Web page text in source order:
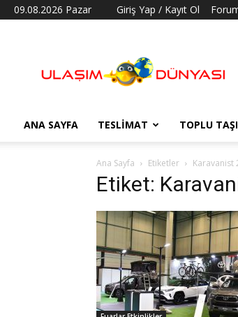
09.08.2026 Pazar Giriş Yap / Kayıt Ol
Dünyası
ANA SAYFA TESLIMAT TOPLU
Ana Sayfa Etiketler Karavanist
Etiket: